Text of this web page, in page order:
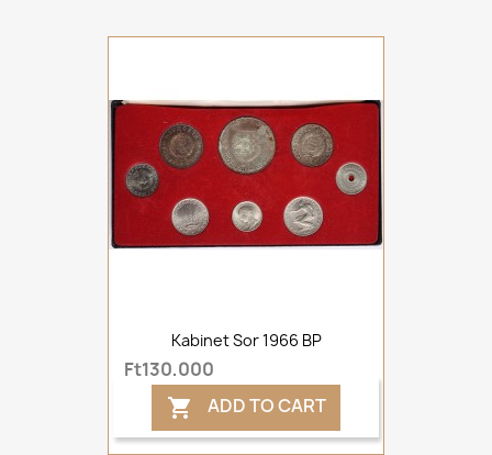
Kabinet Sor 1966 BP
Ft130,000
 ADD TO CART